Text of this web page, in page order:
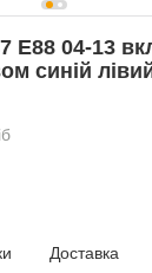
E88 04-13
синій
Доставка